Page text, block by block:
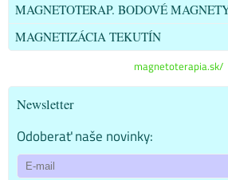
MAGNETOTERAP. BODOVÉ
MAGNETIZÁCIA TEKUTÍN
magnetoterapia.sk/
Newsletter
Odoberať naše novinky: